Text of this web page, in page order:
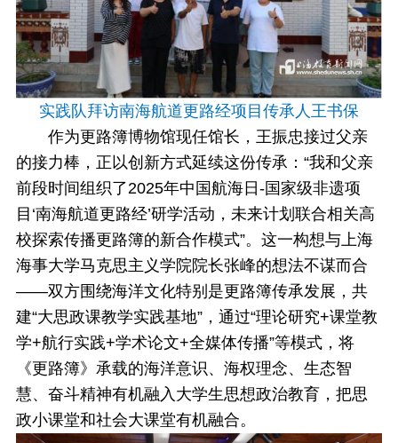
实践队拜访南海航道更路经项目传承人王书保
作为更路簿博物馆现任馆长，王振忠接过父亲
的接力棒，正以创新方式延续这份传承：“我和父亲
前段时间组织了2025年中国航海日-国家级非遗项
目‘南海航道更路经’研学活动，未来计划联合相关高
校探索传播更路簿的新合作模式”。这一构想与上海
海事大学马克思主义学院院长张峰的想法不谋而合
——双方围绕海洋文化特别是更路簿传承发展，共
建“大思政课教学实践基地”，通过“理论研究+课堂教
学+航行实践+学术论文+全媒体传播”等模式，将
《更路簿》承载的海洋意识、海权理念、生态智
慧、奋斗精神有机融入大学生思想政治教育，把思
政小课堂和社会大课堂有机融合。